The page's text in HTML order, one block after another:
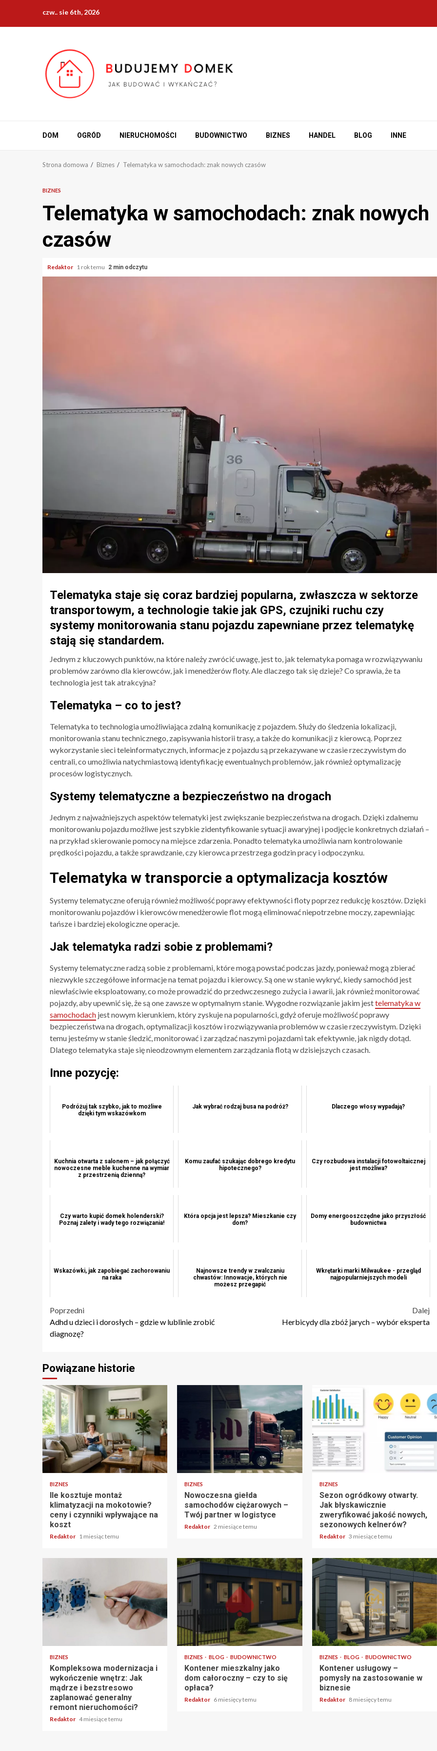
treści
czw.. sie 6th, 2026
DOM OGRÓD NIERUCHOMOŚCI BUDOWNICTWO BIZNES HANDEL BLOG INNE
Strona domowa Biznes Telematyka w samochodach: znak nowych czasów
BIZNES
Telematyka w samochodach: znak nowych
czasów
Redaktor 1 rok temu 2 min odczytu
Telematyka staje się coraz bardziej popularna, zwłaszcza w sektorze
transportowym, a technologie takie jak GPS, czujniki ruchu czy
systemy monitorowania stanu pojazdu zapewniane przez telematykę
stają się standardem.
Jednym z kluczowych punktów, na które należy zwrócić uwagę, jest to, jak telematyka pomaga w rozwiązywaniu
problemów zarówno dla kierowców, jak i menedżerów floty. Ale dlaczego tak się dzieje? Co sprawia, że ta
technologia jest tak atrakcyjna?
Telematyka – co to jest?
Telematyka to technologia umożliwiająca zdalną komunikację z pojazdem. Służy do śledzenia lokalizacji,
monitorowania stanu technicznego, zapisywania historii trasy, a także do komunikacji z kierowcą. Poprzez
wykorzystanie sieci teleinformatycznych, informacje z pojazdu są przekazywane w czasie rzeczywistym do
centrali, co umożliwia natychmiastową identyfikację ewentualnych problemów, jak również optymalizację
procesów logistycznych.
Systemy telematyczne a bezpieczeństwo na drogach
Jednym z najważniejszych aspektów telematyki jest zwiększanie bezpieczeństwa na drogach. Dzięki zdalnemu
monitorowaniu pojazdu możliwe jest szybkie zidentyfikowanie sytuacji awaryjnej i podjęcie konkretnych działań –
na przykład skierowanie pomocy na miejsce zdarzenia. Ponadto telematyka umożliwia nam kontrolowanie
prędkości pojazdu, a także sprawdzanie, czy kierowca przestrzega godzin pracy i odpoczynku.
Telematyka w transporcie a optymalizacja kosztów
Systemy telematyczne oferują również możliwość poprawy efektywności floty poprzez redukcję kosztów. Dzięki
monitorowaniu pojazdów i kierowców menedżerowie flot mogą eliminować niepotrzebne moczy, zapewniając
tańsze i bardziej ekologiczne operacje.
Jak telematyka radzi sobie z problemami?
Systemy telematyczne radzą sobie z problemami, które mogą powstać podczas jazdy, ponieważ mogą zbierać
niezwykle szczegółowe informacje na temat pojazdu i kierowcy. Są one w stanie wykryć, kiedy samochód jest
niewłaściwie eksploatowany, co może prowadzić do przedwczesnego zużycia i awarii, jak również monitorować
pojazdy, aby upewnić się, że są one zawsze w optymalnym stanie. Wygodne rozwiązanie jakim jesttelematyka w
samochodach jest nowym kierunkiem, który zyskuje na popularności, gdyż oferuje możliwość poprawy
bezpieczeństwa na drogach, optymalizacji kosztów i rozwiązywania problemów w czasie rzeczywistym. Dzięki
temu jesteśmy w stanie śledzić, monitorować i zarządzać naszymi pojazdami tak efektywnie, jak nigdy dotąd.
Dlatego telematyka staje się nieodzownym elementem zarządzania flotą w dzisiejszych czasach.
Inne pozycję:
Podróżuj tak szybko, jak to możliwe
dzięki tym wskazówkom
Jak wybrać rodzaj busa na podróż? Dlaczego włosy wypadają?
Kuchnia otwarta z salonem – jak połączyć
nowoczesne meble kuchenne na wymiar
z przestrzenią dzienną?
Komu zaufać szukając dobrego kredytu
hipotecznego?
Czy rozbudowa instalacji fotowoltaicznej
jest możliwa?
Czy warto kupić domek holenderski?
Poznaj zalety i wady tego rozwiązania!
Która opcja jest lepsza? Mieszkanie czy
dom?
Domy energooszczędne jako przyszłość
budownictwa
Wskazówki, jak zapobiegać zachorowaniu
na raka
Najnowsze trendy w zwalczaniu
chwastów: Innowacje, których nie
możesz przegapić
Wkrętarki marki Milwaukee - przegląd
najpopularniejszych modeli
Nawigacja
wpisu
Poprzedni
Adhd u dzieci i dorosłych – gdzie w lublinie zrobić
diagnozę?
Dalej
Herbicydy dla zbóż jarych – wybór eksperta
Powiązane historie
5 min odczytu
BIZNES
Ile kosztuje montaż
klimatyzacji na mokotowie?
ceny i czynniki wpływające na
koszt
Redaktor 1 miesiąc temu
2 min odczytu
BIZNES
Nowoczesna giełda
samochodów ciężarowych –
Twój partner w logistyce
Redaktor 2 miesiące temu
5 min odczytu
BIZNES
Sezon ogródkowy otwarty.
Jak błyskawicznie
zweryfikować jakość nowych,
sezonowych kelnerów?
Redaktor 3 miesiące temu
BIZNES
Kompleksowa modernizacja i
wykończenie wnętrz: Jak
mądrze i bezstresowo
zaplanować generalny
remont nieruchomości?
Redaktor 4 miesiące temu
3 min odczytu
BIZNES BLOG BUDOWNICTWO
Kontener mieszkalny jako
dom całoroczny – czy to się
opłaca?
Redaktor 6 miesięcy temu
3 min odczytu
BIZNES BLOG BUDOWNICTWO
Kontener usługowy –
pomysły na zastosowanie w
biznesie
Redaktor 8 miesięcy temu
3 min odczytu
BIZNES BLOG BUDOWNICTWO
Kontener mieszkalny jako
dom całoroczny – czy to się
opłaca?
Redaktor 6 miesięcy temu